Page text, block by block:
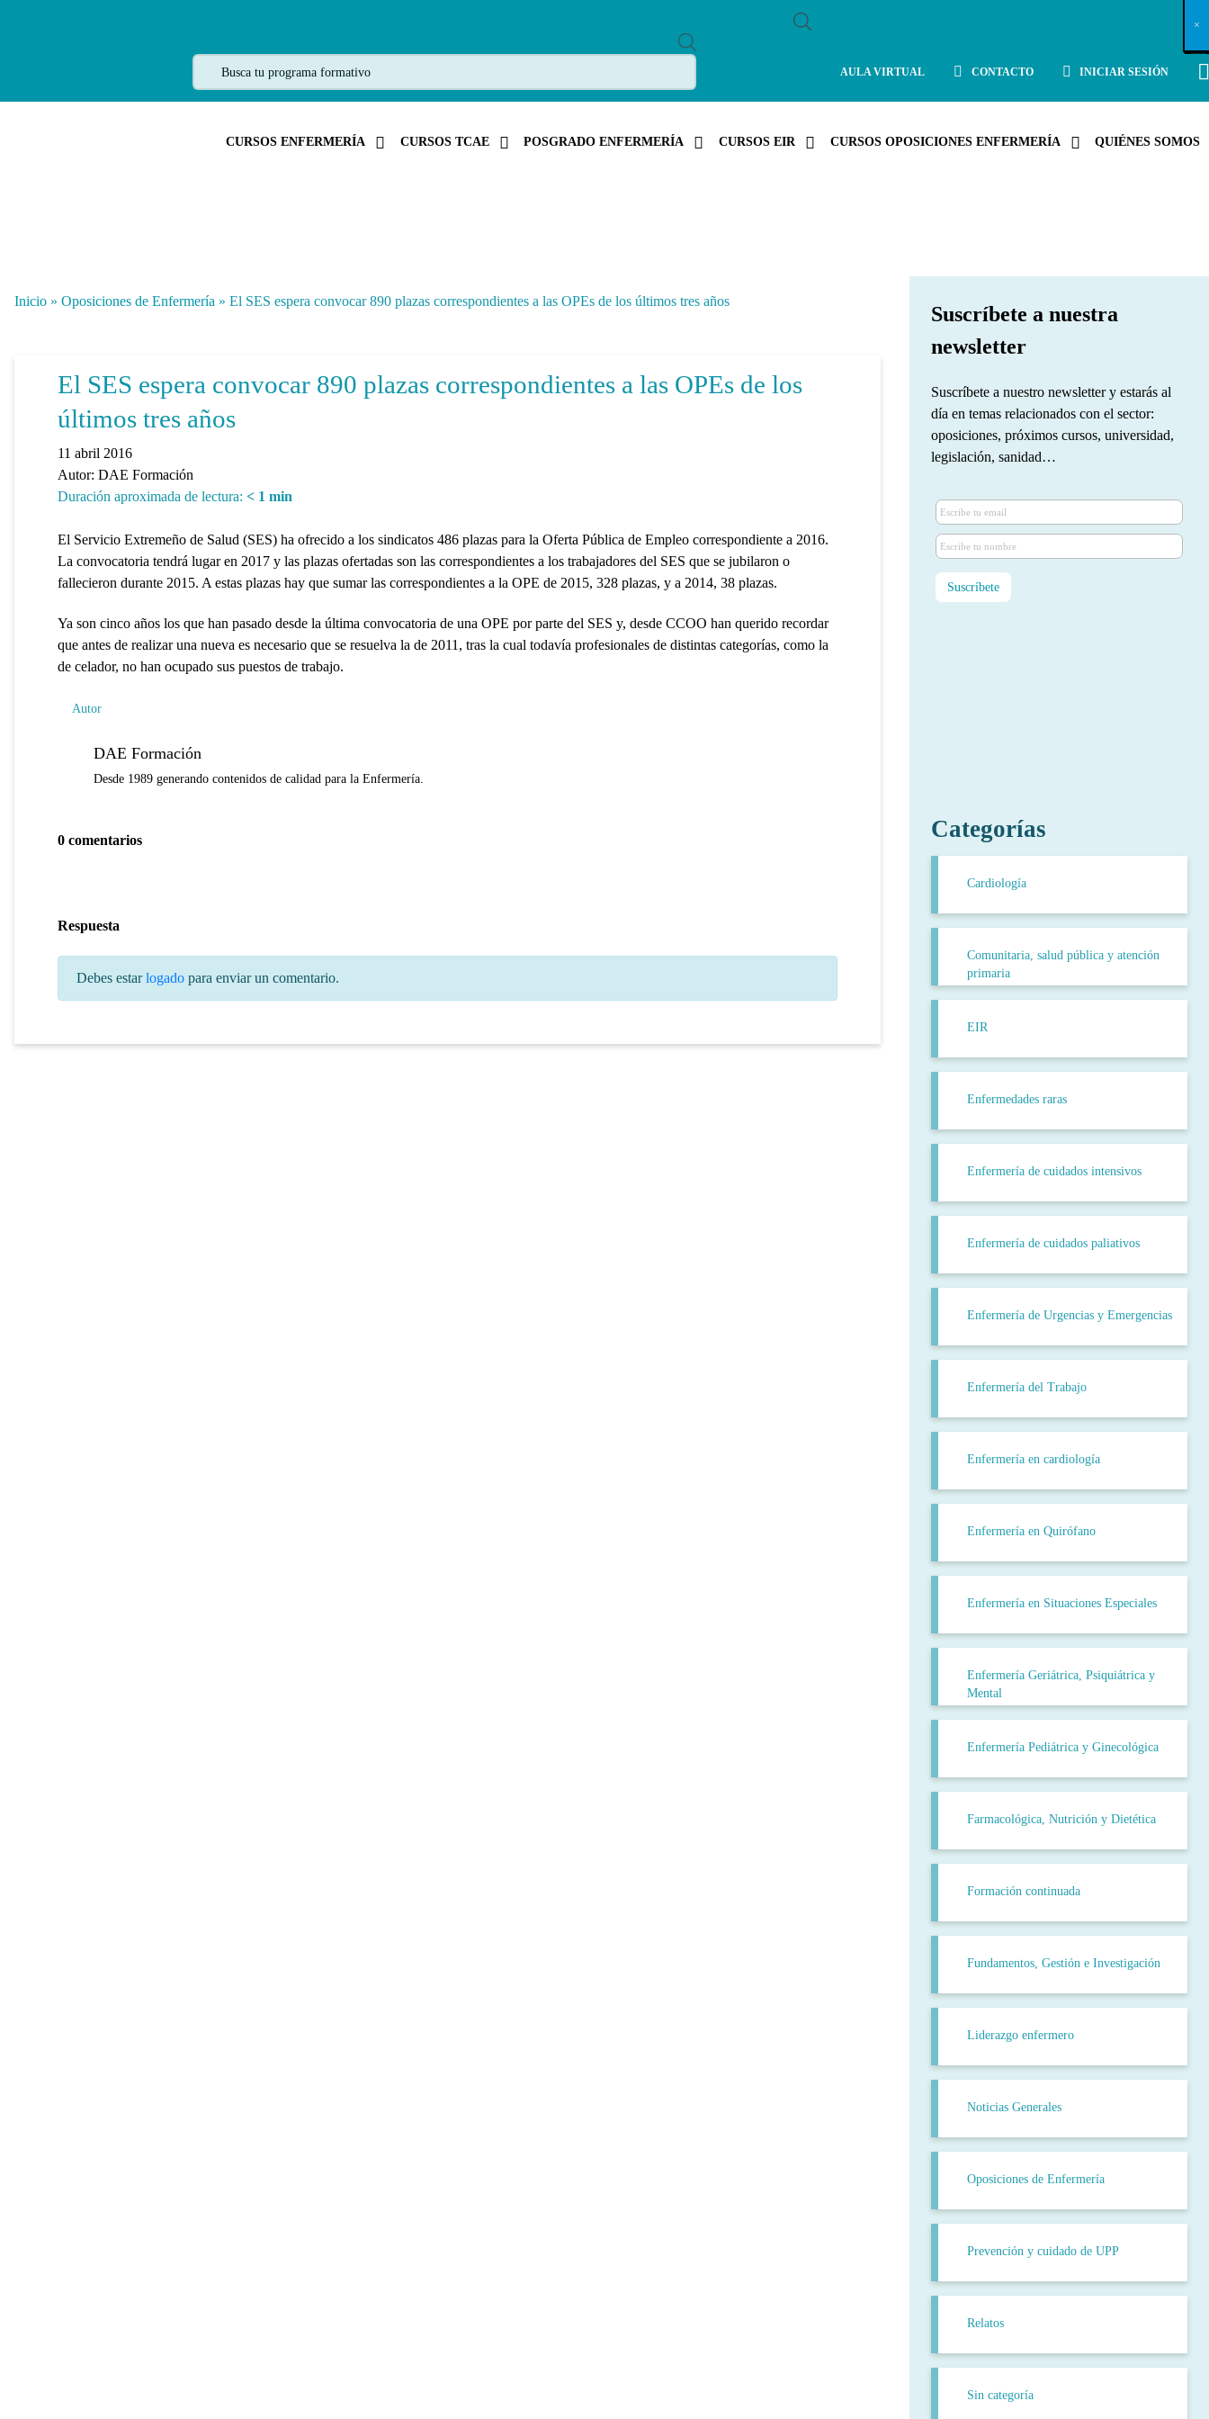
R
D
S
AULA VIRTUAL CONTACTO INICIAR SESIÓN
CURSOS ENFERMERÍA CURSOS TCAE POSGRADO ENFERMERÍA CURSOS EIR CURSOS OPOSICIONES ENFERMERÍA QUIÉNES SOMOS
Inicio » Oposiciones de Enfermería » El SES espera convocar 890 plazas correspondientes a las OPEs de los últimos tres años
El SES espera convocar 890 plazas correspondientes a las OPEs de los
últimos tres años
11 abril 2016
Autor: DAE Formación
Duración aproximada de lectura: < 1 min
El Servicio Extremeño de Salud (SES) ha ofrecido a los sindicatos 486 plazas para la Oferta Pública de Empleo correspondiente a 2016.
La convocatoria tendrá lugar en 2017 y las plazas ofertadas son las correspondientes a los trabajadores del SES que se jubilaron o
fallecieron durante 2015. A estas plazas hay que sumar las correspondientes a la OPE de 2015, 328 plazas, y a 2014, 38 plazas.
Ya son cinco años los que han pasado desde la última convocatoria de una OPE por parte del SES y, desde CCOO han querido recordar
que antes de realizar una nueva es necesario que se resuelva la de 2011, tras la cual todavía profesionales de distintas categorías, como la
de celador, no han ocupado sus puestos de trabajo.
Autor
DAE Formación
Desde 1989 generando contenidos de calidad para la Enfermería.
0 comentarios
Respuesta
Debes estarlogado para enviar un comentario.
Suscríbete a nuestra
newsletter
Suscríbete a nuestro newsletter y estarás al
día en temas relacionados con el sector:
oposiciones, próximos cursos, universidad,
legislación, sanidad…
Categorías
Cardiología
Comunitaria, salud pública y atención
primaria
EIR
Enfermedades raras
Enfermería de cuidados intensivos
Enfermería de cuidados paliativos
Enfermería de Urgencias y Emergencias
Enfermería del Trabajo
Enfermería en cardiología
Enfermería en Quirófano
Enfermería en Situaciones Especiales
Enfermería Geriátrica, Psiquiátrica y
Mental
Enfermería Pediátrica y Ginecológica
Farmacológica, Nutrición y Dietética
Formación continuada
Fundamentos, Gestión e Investigación
Liderazgo enfermero
Noticias Generales
Oposiciones de Enfermería
Prevención y cuidado de UPP
Relatos
Sin categoría
X
×
×
×
×
×
×
×
×
×
×
×
×
×
×
×
×
×
×
×
×
×
×
×
×
×
×
×
×
×
×
×
×
×
×
×
×
×
×
×
×
×
×
×
×
×
×
×
×
×
×
×
×
×
×
×
×
×
×
×
×
×
×
×
×
×
×
×
×
×
×
×
×
×
×
×
×
×
×
×
×
×
×
×
×
×
×
×
×
×
×
×
×
×
×
×
×
×
×
×
×
×
×
×
×
×
×
×
×
×
×
×
×
×
×
×
×
×
×
×
×
×
×
×
×
×
×
×
×
×
×
×
×
×
×
×
×
×
×
×
×
×
×
×
×
×
×
×
×
×
×
×
×
×
×
×
×
×
×
×
×
×
×
×
×
×
×
×
×
×
×
×
×
×
×
×
×
×
×
×
×
×
×
×
×
×
×
×
×
×
×
×
×
×
×
×
×
×
×
×
×
×
×
×
×
×
×
×
×
×
×
×
×
×
×
×
×